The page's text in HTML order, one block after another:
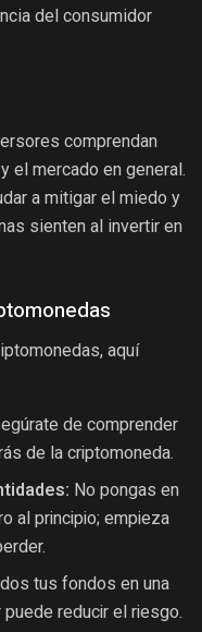
del consumidor
comprendan
el mercado en general.
a mitigar el miedo y
sienten al invertir en
aquí
de comprender
de la criptomoneda.
No pongas en
al principio; empieza
tus fondos en una
reducir el riesgo.